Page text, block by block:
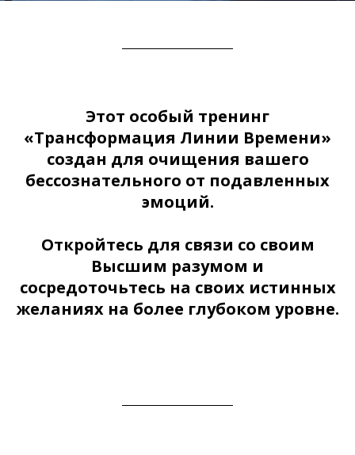
Этот особый тренинг
«Трансформация Линии Времени»
создан для очищения вашего
бессознательного от подавленных
эмоций.
Откройтесь для связи со своим
Высшим разумом и
сосредоточьтесь на своих истинных
желаниях на более глубоком уровне.